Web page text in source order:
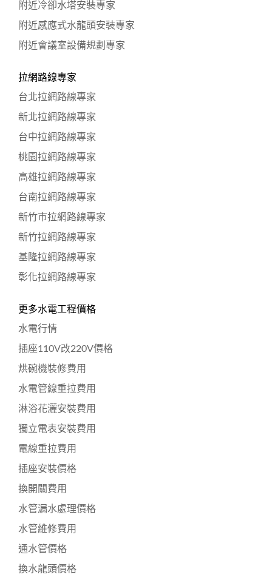
附近冷卻水塔安裝專家
附近感應式水龍頭安裝專家
附近會議室設備規劃專家
拉網路線專家
台北拉網路線專家
新北拉網路線專家
台中拉網路線專家
桃園拉網路線專家
高雄拉網路線專家
台南拉網路線專家
新竹市拉網路線專家
新竹拉網路線專家
基隆拉網路線專家
彰化拉網路線專家
更多水電工程價格
水電行情
插座110V改220V價格
烘碗機裝修費用
水電管線重拉費用
淋浴花灑安裝費用
獨立電表安裝費用
電線重拉費用
插座安裝價格
換開關費用
水管漏水處理價格
水管維修費用
通水管價格
換水龍頭價格